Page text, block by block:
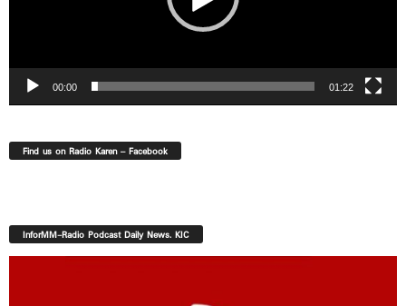
00:00 01:22
Find us on Radio Karen – Facebook
InforMM-Radio Podcast Daily News. KIC